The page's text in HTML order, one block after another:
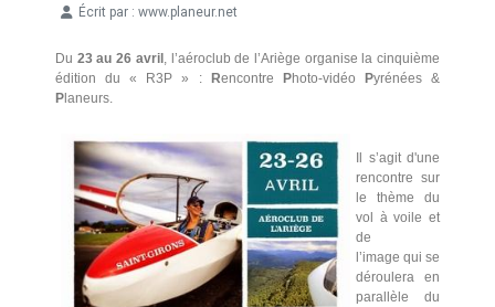
Écrit par : www.planeur.net
Du 23 au 26 avril, l’aéroclub de l’Ariège organise la cinquième
édition du « R3P » : Rencontre Photo-vidéo Pyrénées &
Planeurs.
Il s’agit d'une
rencontre sur
le thème du
vol à voile et
de
l’image qui se
déroulera en
parallèle du